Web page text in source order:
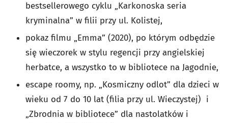
bestsellerowego cyklu „Karkonoska seria
kryminalna” w filii przy ul. Kolistej,
pokaz filmu „Emma” (2020), po którym odbędzie
się wieczorek w stylu regencji przy angielskiej
herbatce, a wszystko to w bibliotece na Jagodnie,
escape roomy, np. „Kosmiczny odlot” dla dzieci w
wieku od 7 do 10 lat (filia przy ul. Wieczystej) i
„Zbrodnia w bibliotece” dla nastolatków i